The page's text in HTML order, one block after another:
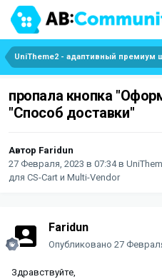
пропала кнопка
"Способ доставки"
Автор Faridun
27 Февраля, 2023 в 07:34в
для CS-Cart и Multi-Vendor
Faridun
Опубликовано 27
Здравствуйте,